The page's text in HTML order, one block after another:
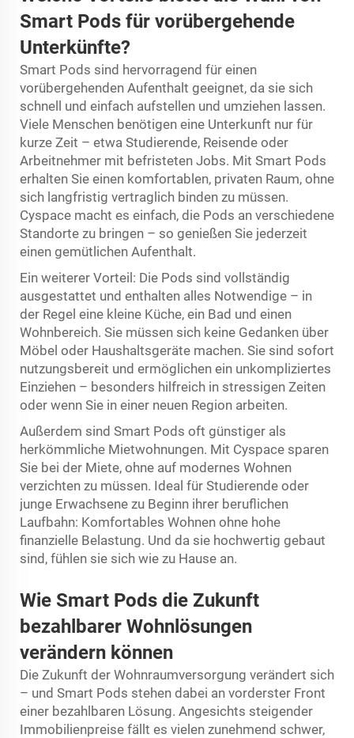
Smart Pods für vorübergehende
Unterkünfte?
Smart Pods sind hervorragend für einen
vorübergehenden Aufenthalt geeignet, da sie sich
schnell und einfach aufstellen und umziehen lassen.
Viele Menschen benötigen eine Unterkunft nur für
kurze Zeit – etwa Studierende, Reisende oder
Arbeitnehmer mit befristeten Jobs. Mit Smart Pods
erhalten Sie einen komfortablen, privaten Raum, ohne
sich langfristig vertraglich binden zu müssen.
Cyspace macht es einfach, die Pods an verschiedene
Standorte zu bringen – so genießen Sie jederzeit
einen gemütlichen Aufenthalt.
Ein weiterer Vorteil: Die Pods sind vollständig
ausgestattet und enthalten alles Notwendige – in
der Regel eine kleine Küche, ein Bad und einen
Wohnbereich. Sie müssen sich keine Gedanken über
Möbel oder Haushaltsgeräte machen. Sie sind sofort
nutzungsbereit und ermöglichen ein unkompliziertes
Einziehen – besonders hilfreich in stressigen Zeiten
oder wenn Sie in einer neuen Region arbeiten.
Außerdem sind Smart Pods oft günstiger als
herkömmliche Mietwohnungen. Mit Cyspace sparen
Sie bei der Miete, ohne auf modernes Wohnen
verzichten zu müssen. Ideal für Studierende oder
junge Erwachsene zu Beginn ihrer beruflichen
Laufbahn: Komfortables Wohnen ohne hohe
finanzielle Belastung. Und da sie hochwertig gebaut
sind, fühlen sie sich wie zu Hause an.
Wie Smart Pods die Zukunft
bezahlbarer Wohnlösungen
verändern können
Die Zukunft der Wohnraumversorgung verändert sich
– und Smart Pods stehen dabei an vorderster Front
einer bezahlbaren Lösung. Angesichts steigender
Immobilienpreise fällt es vielen zunehmend schwer,